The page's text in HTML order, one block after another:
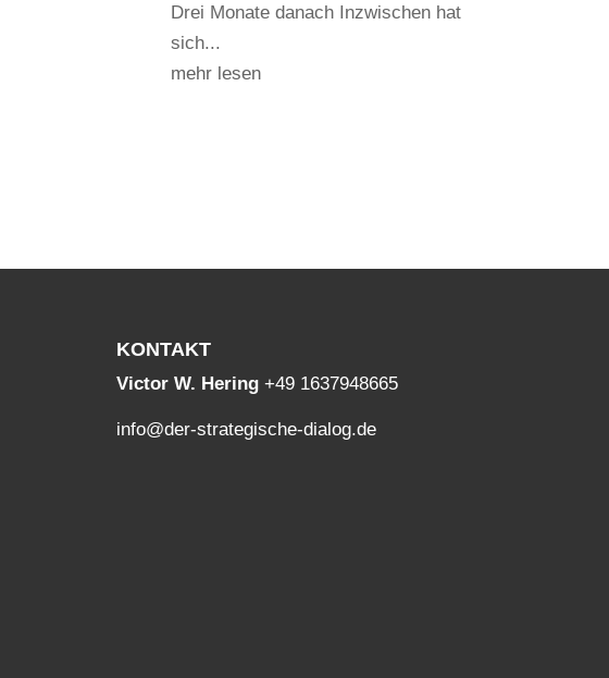
Drei Monate danach Inzwischen hat
sich...
mehr lesen
KONTAKT
Victor W. Hering+49 1637948665
info@der-strategische-dialog.de